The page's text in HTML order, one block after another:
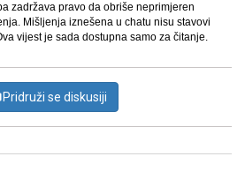
zadržava pravo da obriše neprimjeren
Mišljenja iznešena u chatu nisu stavovi
vijest je sada dostupna samo za čitanje.
Pridruži se diskusiji